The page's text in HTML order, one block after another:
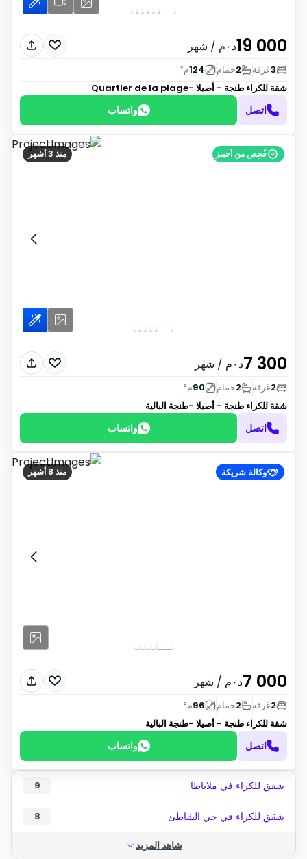
19 000د٠م / شهر
3غرفة 2حمام 124م²
شقة للكراء طنجة - أصيلا -Quartier de la plage
اتصل واتساب
منذ 3 أشهر فُحِص من أجينز
7 300د٠م / شهر
2غرفة 2حمام 90م²
شقة للكراء طنجة - أصيلا -طنجة البالية
اتصل واتساب
منذ 8 أشهر وكالة شريكة
7 000د٠م / شهر
2غرفة 2حمام 96م²
شقة للكراء طنجة - أصيلا -طنجة البالية
اتصل واتساب
شقق للكراء في ملاباطا 9
شقق للكراء في حي الشاطئ 8
شاهد المزيد